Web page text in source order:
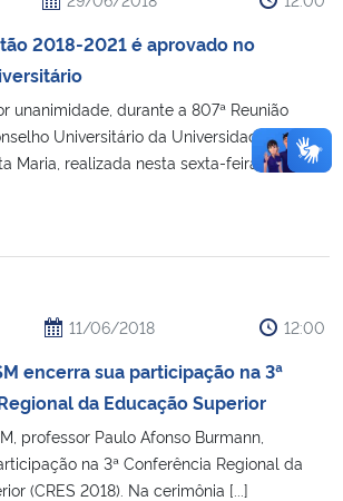
2018-2021 é aprovado no
unanimidade, durante a 807ª Reunião
Universitário da Universidade
Maria, realizada nesta sexta-feira (29),
11/06/2018 12:00
encerra sua participação na 3ª
da Educação Superior
professor Paulo Afonso Burmann,
na 3ª Conferência Regional da
(CRES 2018). Na cerimônia [...]